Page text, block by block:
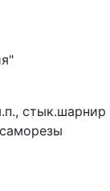
стык.шарнир